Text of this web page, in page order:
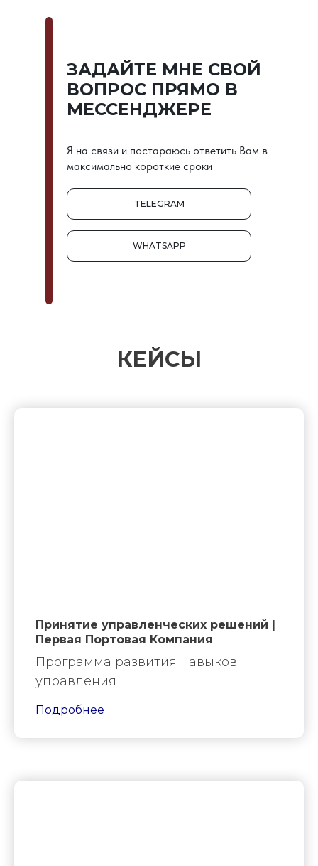
ЗАДАЙТЕ МНЕ СВОЙ
ВОПРОС ПРЯМО В
МЕССЕНДЖЕРЕ
TELEGRAM
WHATSAPP
Я на связи и постараюсь ответить Вам в
максимально короткие сроки
КЕЙСЫ
Принятие управленческих решений |
Первая Портовая Компания
Программа развития навыков
управления
Подробнее